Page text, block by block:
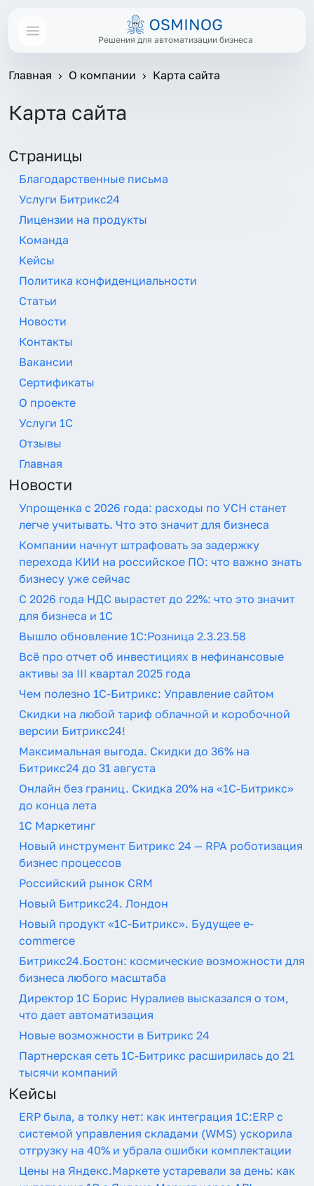
Решения для автоматизации бизнеса
Главная О компании Карта сайта
Карта сайта
Страницы
Благодарственные письма
Услуги Битрикс24
Лицензии на продукты
Команда
Кейсы
Политика конфиденциальности
Статьи
Новости
Контакты
Вакансии
Сертификаты
О проекте
Услуги 1C
Отзывы
Главная
Новости
Упрощенка с 2026 года: расходы по УСН станет
легче учитывать. Что это значит для бизнеса
Компании начнут штрафовать за задержку
перехода КИИ на российское ПО: что важно знать
бизнесу уже сейчас
С 2026 года НДС вырастет до 22%: что это значит
для бизнеса и 1С
Вышло обновление 1С:Розница 2.3.23.58
Всё про отчет об инвестициях в нефинансовые
активы за III квартал 2025 года
Чем полезно 1С-Битрикс: Управление сайтом
Скидки на любой тариф облачной и коробочной
версии Битрикс24!
Максимальная выгода. Скидки до 36% на
Битрикс24 до 31 августа
Онлайн без границ. Скидка 20% на «1С-Битрикс»
до конца лета
1C Маркетинг
Новый инструмент Битрикс 24 — RPA роботизация
бизнес процессов
Российский рынок CRM
Новый Битрикс24. Лондон
Новый продукт «1С-Битрикс». Будущее e-
commerce
Битрикс24.Бостон: космические возможности для
бизнеса любого масштаба
Директор 1С Борис Нуралиев высказался о том,
что дает автоматизация
Новые возможности в Битрикс 24
Партнерская сеть 1С-Битрикс расширилась до 21
тысячи компаний
Кейсы
ERP была, а толку нет: как интеграция 1С:ERP с
системой управления складами (WMS) ускорила
отгрузку на 40% и убрала ошибки комплектации
Цены на Яндекс.Маркете устаревали за день: как